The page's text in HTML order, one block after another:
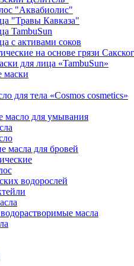
"Аквабиолис"
"Травы Кавказа"
TambuSun
с активами соков
на основе грязи
для лица «TambuSun»
маски
для тела «Cosmos cosmetics»
масло для умывания
масла для бровей
водорослей
масла